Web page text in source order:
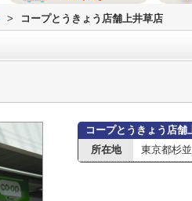
> コープとうきょう店舗上井草店
コープとうきょう店舗
所在地
東京都杉